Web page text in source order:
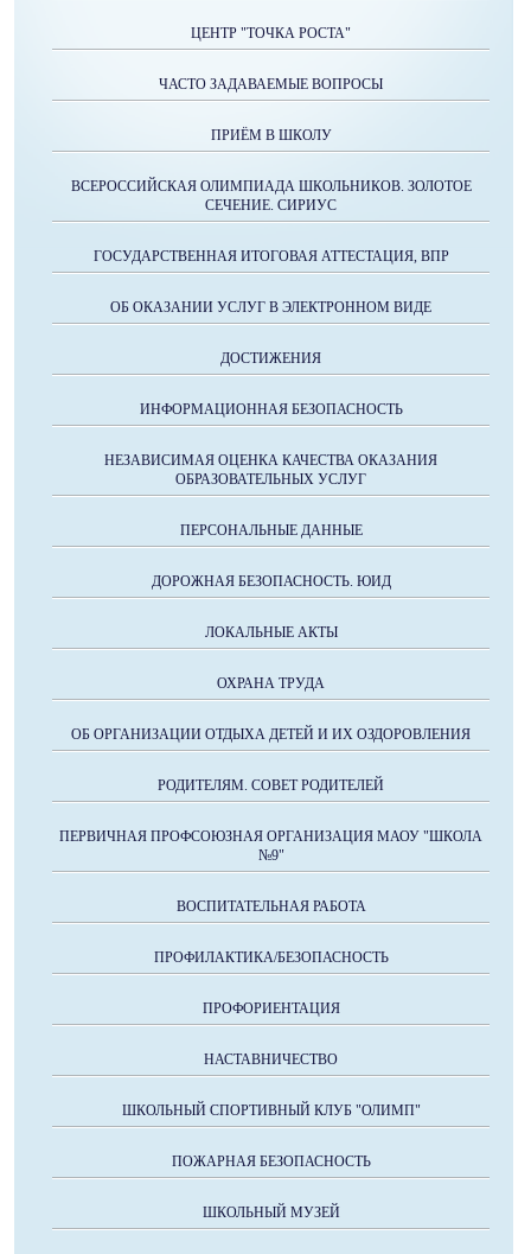
ЦЕНТР "ТОЧКА РОСТА"
ЧАСТО ЗАДАВАЕМЫЕ ВОПРОСЫ
ПРИЁМ В ШКОЛУ
ВСЕРОССИЙСКАЯ ОЛИМПИАДА ШКОЛЬНИКОВ. ЗОЛОТОЕ
СЕЧЕНИЕ. СИРИУС
ГОСУДАРСТВЕННАЯ ИТОГОВАЯ АТТЕСТАЦИЯ, ВПР
ОБ ОКАЗАНИИ УСЛУГ В ЭЛЕКТРОННОМ ВИДЕ
ДОСТИЖЕНИЯ
ИНФОРМАЦИОННАЯ БЕЗОПАСНОСТЬ
НЕЗАВИСИМАЯ ОЦЕНКА КАЧЕСТВА ОКАЗАНИЯ
ОБРАЗОВАТЕЛЬНЫХ УСЛУГ
ПЕРСОНАЛЬНЫЕ ДАННЫЕ
ДОРОЖНАЯ БЕЗОПАСНОСТЬ. ЮИД
ЛОКАЛЬНЫЕ АКТЫ
ОХРАНА ТРУДА
ОБ ОРГАНИЗАЦИИ ОТДЫХА ДЕТЕЙ И ИХ ОЗДОРОВЛЕНИЯ
РОДИТЕЛЯМ. СОВЕТ РОДИТЕЛЕЙ
ПЕРВИЧНАЯ ПРОФСОЮЗНАЯ ОРГАНИЗАЦИЯ МАОУ "ШКОЛА
№9"
ВОСПИТАТЕЛЬНАЯ РАБОТА
ПРОФИЛАКТИКА/БЕЗОПАСНОСТЬ
ПРОФОРИЕНТАЦИЯ
НАСТАВНИЧЕСТВО
ШКОЛЬНЫЙ СПОРТИВНЫЙ КЛУБ "ОЛИМП"
ПОЖАРНАЯ БЕЗОПАСНОСТЬ
ШКОЛЬНЫЙ МУЗЕЙ